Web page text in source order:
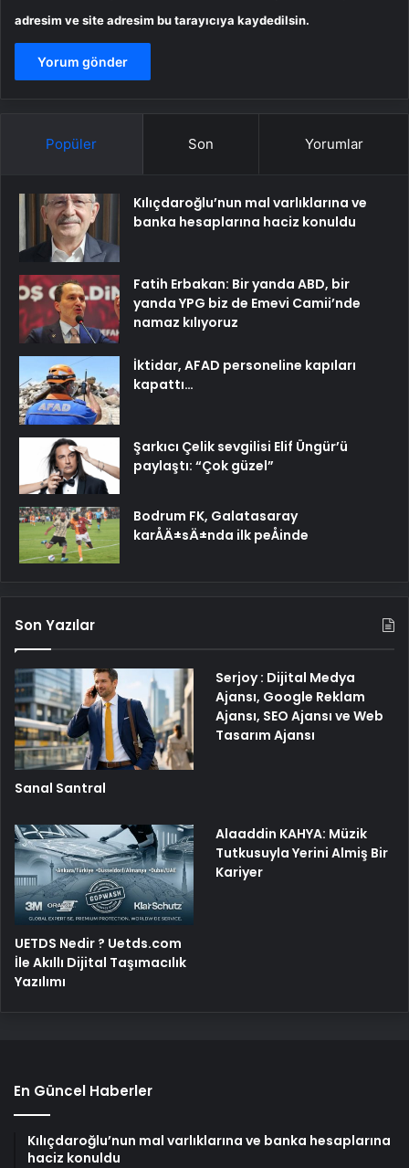
adresim ve site adresim bu tarayıcıya kaydedilsin.
Popüler Son Yorumlar
Kılıçdaroğlu’nun mal varlıklarına ve
banka hesaplarına haciz konuldu
Fatih Erbakan: Bir yanda ABD, bir
yanda YPG biz de Emevi Camii’nde
namaz kılıyoruz
İktidar, AFAD personeline kapıları
kapattı…
Şarkıcı Çelik sevgilisi Elif Üngür’ü
paylaştı: “Çok güzel”
Bodrum FK, Galatasaray
karÅÄ±sÄ±nda ilk peÅinde
Son Yazılar
Sanal Santral
Serjoy : Dijital Medya
Ajansı, Google Reklam
Ajansı, SEO Ajansı ve Web
Tasarım Ajansı
UETDS Nedir ? Uetds.com
İle Akıllı Dijital Taşımacılık
Yazılımı
Alaaddin KAHYA: Müzik
Tutkusuyla Yerini Almiş Bir
Kariyer
En Güncel Haberler
Kılıçdaroğlu’nun mal varlıklarına ve banka hesaplarına
haciz konuldu